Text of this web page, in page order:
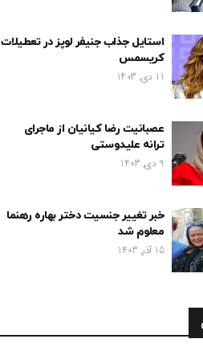
استایل جذاب جنیفر لوپز در تعطیلات
کریسمس
11 دی, 1403
عصبانیت رضا کیانیان از ماجرای
ترانه علیدوستی
9 دی, 1403
خبر تغییر جنسیت دختر بهاره رهنما
معلوم شد
15 آذر, 1403